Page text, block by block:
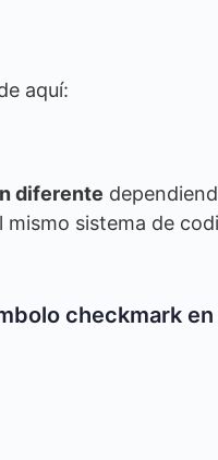
aquí:
diferente
sistema de
checkmark